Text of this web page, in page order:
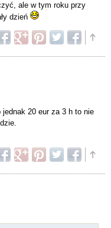
ale w tym roku przy
dzień
jednak 20 eur za 3 h to nie